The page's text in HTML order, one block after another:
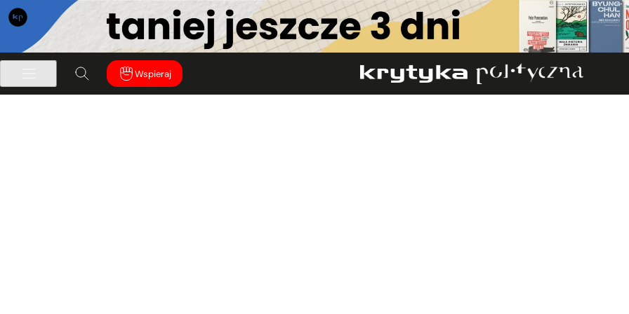
Wspieraj